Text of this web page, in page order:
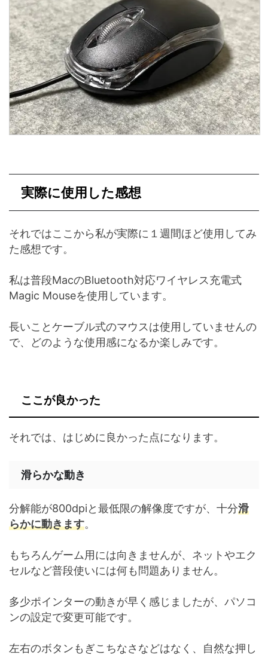
実際に使用した感想
それではここから私が実際に１週間ほど使用してみ
た感想です。
私は普段MacのBluetooth対応ワイヤレス充電式
Magic Mouseを使用しています。
長いことケーブル式のマウスは使用していませんの
で、どのような使用感になるか楽しみです。
ここが良かった
それでは、はじめに良かった点になります。
滑らかな動き
分解能が800dpiと最低限の解像度ですが、十分滑
らかに動きます。
もちろんゲーム用には向きませんが、ネットやエク
セルなど普段使いには何も問題ありません。
多少ポインターの動きが早く感じましたが、パソコ
ンの設定で変更可能です。
左右のボタンもぎこちなさなどはなく、自然な押し